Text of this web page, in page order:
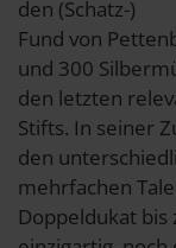
den (Schatz-)
Fund von
und 300
den letzten
Stifts. In seiner
den
mehrfachen
Doppeldukat bis